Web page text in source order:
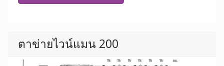
ตาข่ายไวน์แมน 200